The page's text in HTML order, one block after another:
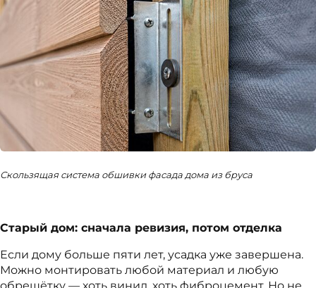
Скользящая система обшивки фасада дома из бруса
Старый дом: сначала ревизия, потом отделка
Если дому больше пяти лет, усадка уже завершена.
Можно монтировать любой материал и любую
обрешётку — хоть винил, хоть фиброцемент. Но не